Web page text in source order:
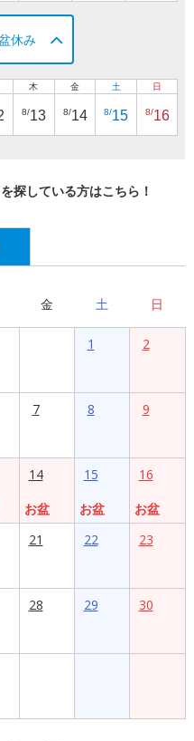
休み
木
8/13
金
8/14
土
8/15
日
8/16
探している方はこちら！
金 土 日
1 2
7 8 9
14
お盆
15
お盆
16
お盆
21 22 23
28 29 30